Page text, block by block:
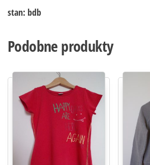
stan: bdb
Podobne produkty